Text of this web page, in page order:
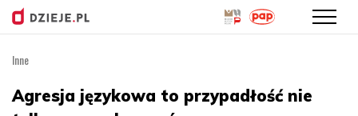
treści
Inne
Agresja językowa to przypadłość nie